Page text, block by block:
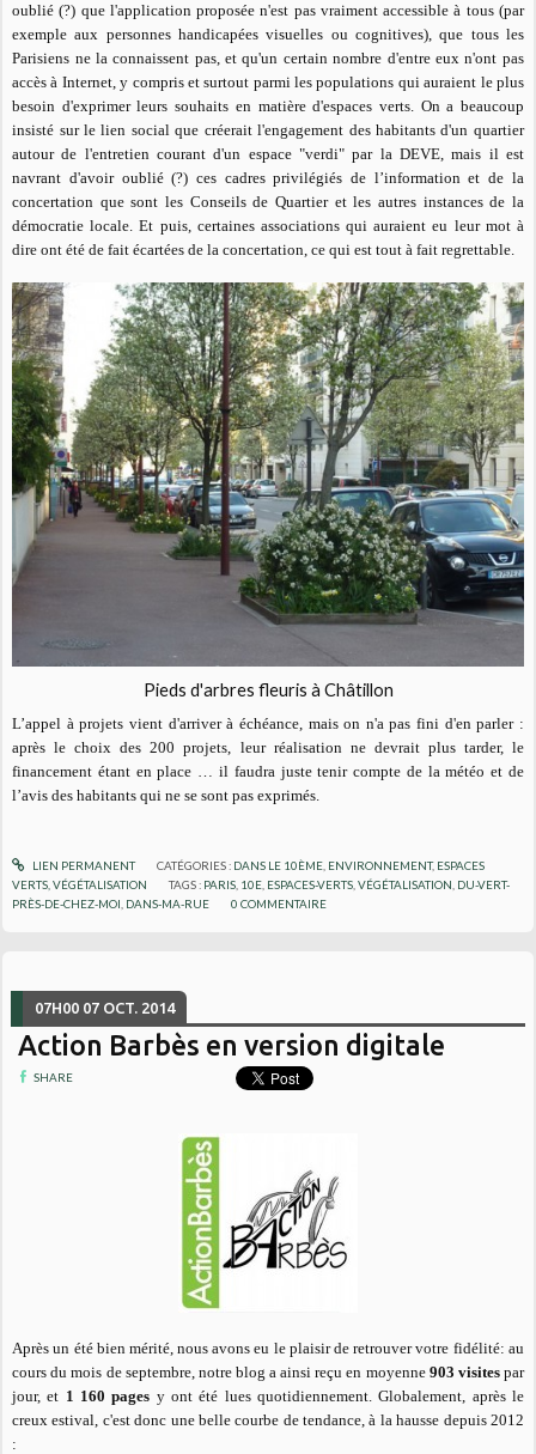
oublié (?) que l'application proposée n'est pas vraiment accessible à tous (par
exemple aux personnes handicapées visuelles ou cognitives), que tous les
Parisiens ne la connaissent pas, et qu'un certain nombre d'entre eux n'ont pas
accès à Internet, y compris et surtout parmi les populations qui auraient le plus
besoin d'exprimer leurs souhaits en matière d'espaces verts. On a beaucoup
insisté sur le lien social que créerait l'engagement des habitants d'un quartier
autour de l'entretien courant d'un espace "verdi" par la DEVE, mais il est
navrant d'avoir oublié (?) ces cadres privilégiés de l’information et de la
concertation que sont les Conseils de Quartier et les autres instances de la
démocratie locale. Et puis, certaines associations qui auraient eu leur mot à
dire ont été de fait écartées de la concertation, ce qui est tout à fait regrettable.
Pieds d'arbres fleuris à Châtillon
L’appel à projets vient d'arriver à échéance, mais on n'a pas fini d'en parler :
après le choix des 200 projets, leur réalisation ne devrait plus tarder, le
financement étant en place … il faudra juste tenir compte de la météo et de
l’avis des habitants qui ne se sont pas exprimés.
LIEN PERMANENT CATÉGORIES : DANS LE 10ÈME, ENVIRONNEMENT, ESPACES
VERTS, VÉGÉTALISATION
TAGS : PARIS 10E ESPACES-VERTS ,VÉGÉTALISATION DU-VERT-
PRÈS-DE-CHEZ-MOI DANS-MA-RUE 0 COMMENTAIRE
07H00 07 OCT. 2014
Action Barbès en version digitale
SHARE
Après un été bien mérité, nous avons eu le plaisir de retrouver votre fidélité: au
cours du mois de septembre, notre blog a ainsi reçu en moyenne 903 visitespar
jour, et 1 160 pages y ont été lues quotidiennement. Globalement, après le
creux estival, c'est donc une belle courbe de tendance, à la hausse depuis 2012
: